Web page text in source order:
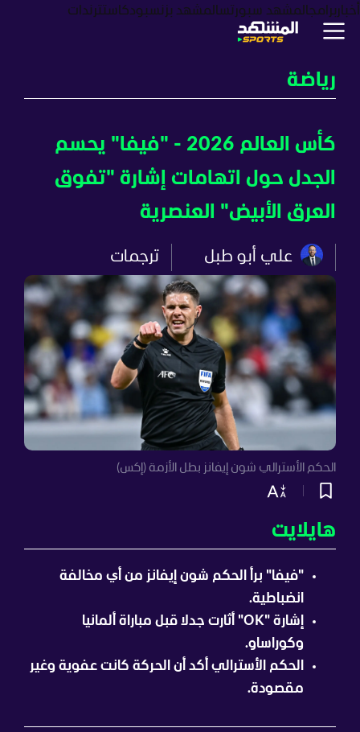
أخبار برامجالمشهد سبورتسالمشهد بزنسبودكاستترندات
رياضة
كأس العالم 2026 - "فيفا" يحسم
الجدل حول اتهامات إشارة "تفوق
العرق الأبيض" العنصرية
علي أبو طبل ترجمات
الحكم الأسترالي شون إيفانز بطل الأزمة (إكس)
هايلايت
"فيفا" برأ الحكم شون إيفانز من أي مخالفة
انضباطية.
إشارة "OK" أثارت جدلا قبل مباراة ألمانيا
وكوراساو.
الحكم الأسترالي أكد أن الحركة كانت عفوية وغير
مقصودة.